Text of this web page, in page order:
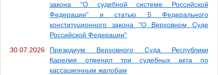
закона "О судебной системе Российской
Федерации" и статью 5 Федерального
конституционного закона "О Верховном Суде
Российской Федерации"
30.07.2026
Президиум Верховного Суда Республики
Карелия отменил три судебных акта по
кассационным жалобам